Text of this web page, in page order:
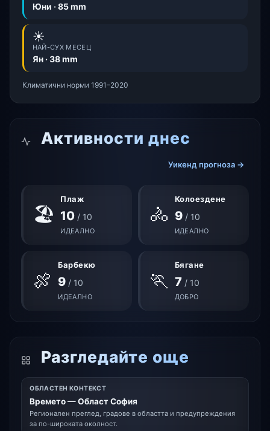
Юни · 85 mm
☀️
НАЙ-СУХ МЕСЕЦ
Ян · 38 mm
Климатични норми 1991–2020
Активности днес
Уикенд прогноза →
🏖
Плаж
10 / 10
ИДЕАЛНО
🚴
Колоездене
9/ 10
ИДЕАЛНО
🍖
Барбекю
9 / 10
ИДЕАЛНО
🏃
Бягане
7 / 10
ДОБРО
Разгледайте още
ОБЛАСТЕН КОНТЕКСТ
Времето — Област София
Регионален преглед, градове в областта и предупреждения
за по-широката околност.